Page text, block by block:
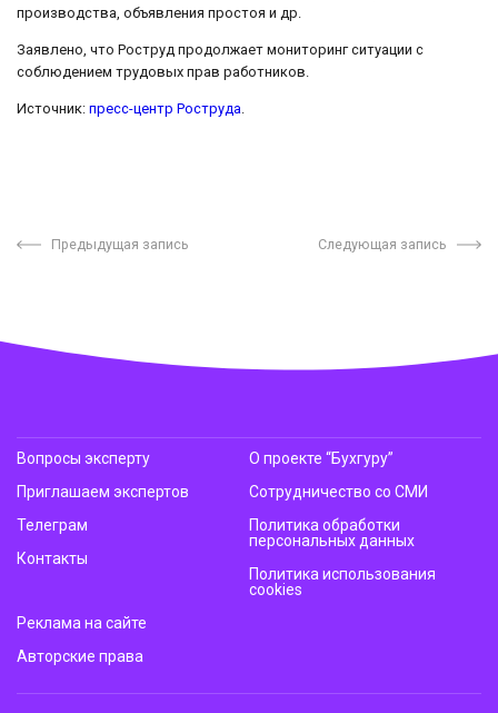
производства, объявления простоя и др.
Заявлено, что Роструд продолжает мониторинг ситуации с
соблюдением трудовых прав работников.
Источник: пресс-центр Роструда
Предыдущая запись Следующая запись
Вопросы эксперту
Приглашаем экспертов
Телеграм
Контакты
О проекте “Бухгуру”
Сотрудничество со СМИ
Политика обработки
персональных данных
Политика использования
cookies
Реклама на сайте
Авторские права